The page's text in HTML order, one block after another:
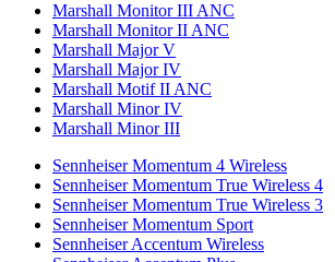
Marshall Monitor III ANC
Marshall Monitor II ANC
Marshall Major V
Marshall Major IV
Marshall Motif II ANC
Marshall Minor IV
Marshall Minor III
Sennheiser Momentum 4 Wireless
Sennheiser Momentum True Wireless 4
Sennheiser Momentum True Wireless 3
Sennheiser Momentum Sport
Sennheiser Accentum Wireless